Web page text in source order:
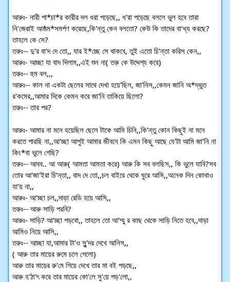
আরুঃ- নারী পা*চা*র কারীর দল ধরা পড়েছে,, ধ'রা পড়েছে বললে ভুল হবে তারা
নি'জেরাই আ*ত্ম*সমর্পণ করেছে,কি'ন্তু কেন বলতো? কেউ কি তাদের বা'ধ্য করছে?
তাহলে কে সে?
তরুঃ-- দু'র বা'দ দে তো,, যার ই*চ্ছে সে থাকবে, তুই এতো চি'ন্তা করিস কেন,,
আরুঃ- আচ্ছা যা বাদ দিলাম,,এই শুন না( তরু কে উদ্দেশ্য করে)
তরুঃ-- হুম বল,,,
আরুঃ-- কাল না একটা ছেলের সাথে দেখা হয়ে'ছিল, জা'নিস,,কেমন জানি অ*দ্ভুত
র'কমের,,আমার দিকে কেমন করে জা'নি তাকিয়ে ছিলো?
তরুঃ-- তার পর?
আরুঃ- আমার না মনে হয়েছিল ছেলে টাকে আমি চিনি,,কি'ন্তু কোন কিছুই না মনে
করতে পারছি না,,আ'চ্ছা আপুই আমার জীবনে কি এমন কিছু আছে যে'টা আমি জা'নি না
কিং*বা ভুলে গেছি?
তরুঃ-- আবব.. আ আরু( আমতা আমতা করে) আরু কি সব বলছিস,, কি ভুলে যাবি?সব
তোর আ'জা'ইরা চি'ন্তা,, বাদ দে তো,,চল বাইরে থেকে ঘুরে আসি,,অনেক দিন কোথাও
যা'য় না,,
আরুঃ- আ'চ্ছা চল,,দাড়া রেডি হয়ে আসি,,
তরুঃ-- আরু সাড়ি পরবি?
আরুঃ- সাড়ি? আ'চ্ছা পড়বো,, তাহলে তো আ'ম্মু র কাছ থেকে সাড়ি নিতে হবে,,দাড়া
আমিও নিয়ে আসি,,
তরুঃ-- আচ্ছা যা,আমার টা'ও সু'ন্দর দেখে আনিস,,
( আরু তার মায়ের রুমে চলে গেলো)
আরু তার মায়ের রু'মে গিয়ে দেখে তার মা বই পড়ছে,,
আরু হ'ঠা'ৎ করে তার মায়ের কো'লে সু'য়ে পড়'লো,,